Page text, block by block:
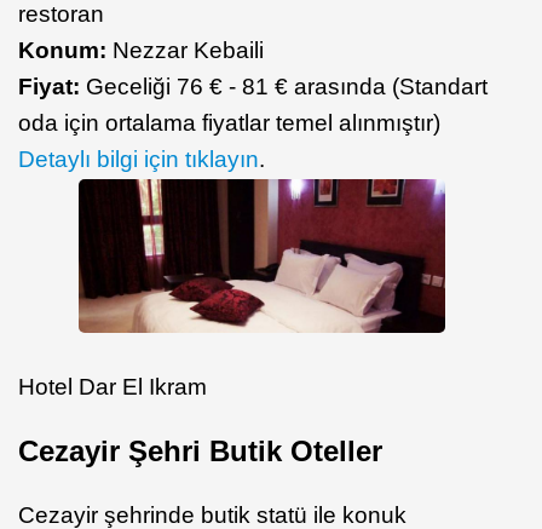
restoran
Konum: Nezzar Kebaili
Fiyat: Geceliği 76 € - 81 € arasında (Standart
oda için ortalama fiyatlar temel alınmıştır)
Detaylı bilgi için tıklayın.
Hotel Dar El Ikram
Cezayir Şehri Butik Oteller
Cezayir şehrinde butik statü ile konuk